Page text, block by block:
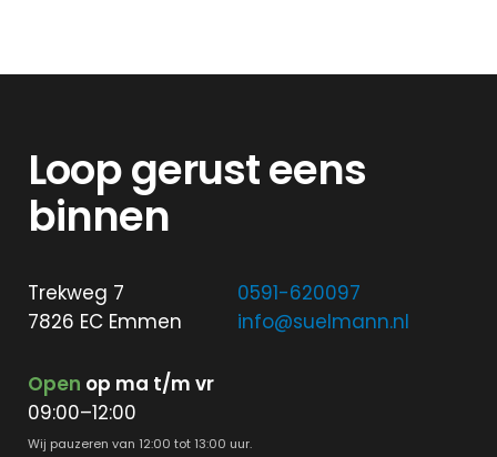
Loop gerust eens
binnen
Trekweg 7
7826 EC Emmen
0591-620097
info@suelmann.nl
Open op ma t/m vr
09:00–12:00
Wij pauzeren van 12:00 tot 13:00 uur.